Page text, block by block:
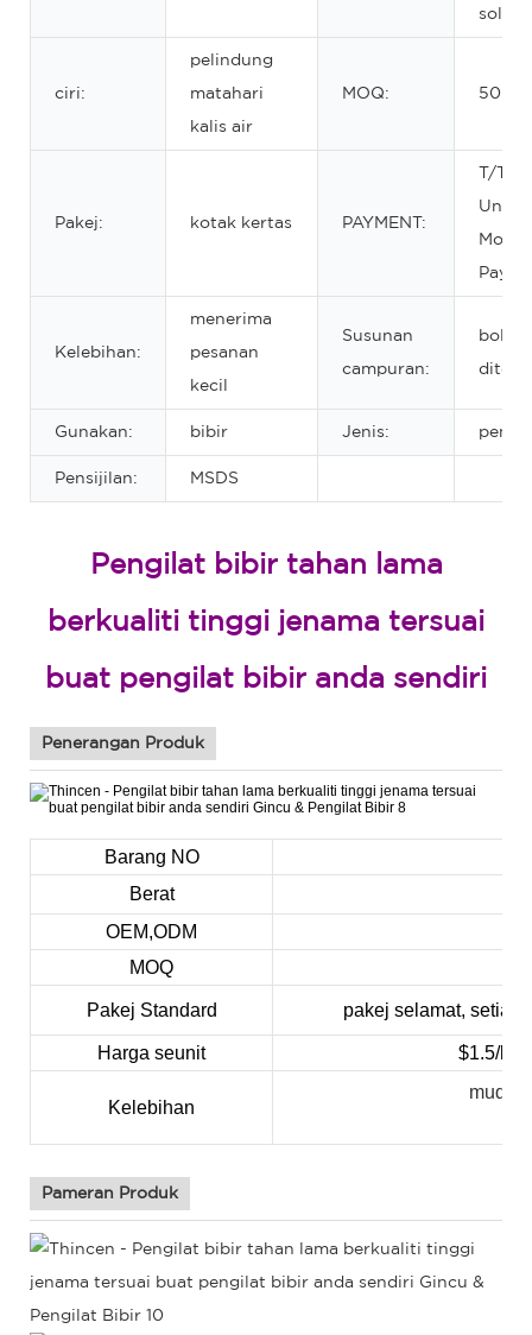
ciri:
pelindung
matahari
kalis air
MOQ: 50
Pakej: kotak kertas PAYMENT:
T/T,
Union,
Paypal
Kelebihan:
menerima
pesanan
kecil
Susunan
campuran:
boleh
Gunakan: bibir Jenis:
Pensijilan: MSDS
Pengilat bibir tahan lama
berkualiti tinggi jenama tersuai
buat pengilat bibir anda sendiri
Penerangan Produk
Barang NO
Berat
OEM,ODM
MOQ
Pakej Standard pakej selamat, setiap
Harga seunit $1.5/
Kelebihan
mudah
Pameran Produk